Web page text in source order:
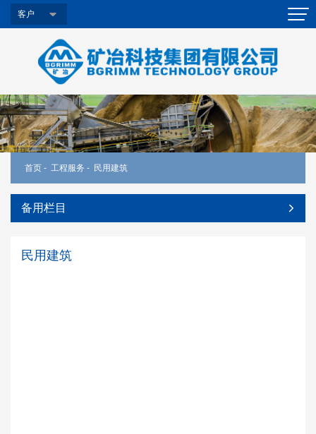
客户
首页 - 工程服务 - 民用建筑
备用栏目
民用建筑